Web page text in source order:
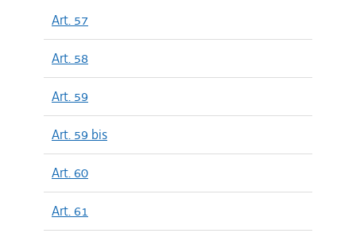
Art. 57
Art. 58
Art. 59
Art. 59 bis
Art. 60
Art. 61